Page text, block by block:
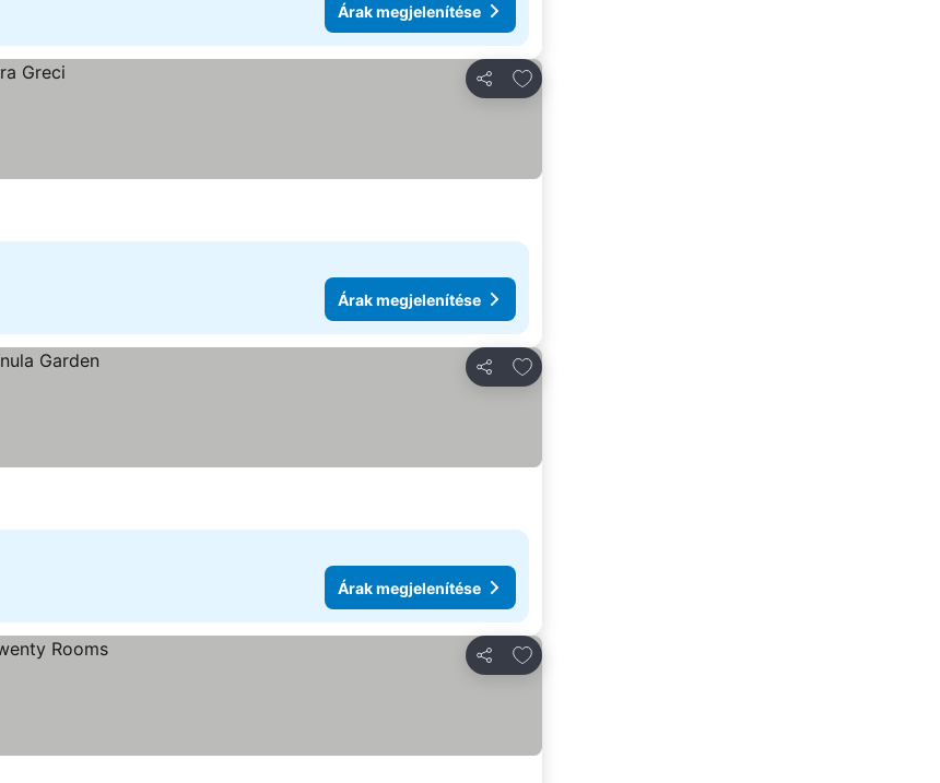
Árak megjelenítése
Megosztás
Hozzáadás a kedvencekhez
Árak megjelenítése
Megosztás
Hozzáadás a kedvencekhez
Árak megjelenítése
Megosztás
Hozzáadás a kedvencekhez